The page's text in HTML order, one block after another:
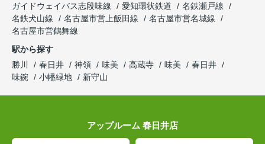
ガイドウェイバス志段味線
愛知環状鉄道
名鉄瀬戸線
名鉄犬山線
名古屋市営上飯田線
名古屋市営名城線
名古屋市営鶴舞線
駅から探す
勝川
春日井 神領 味美 高蔵寺 味美
春日井
味鋺
小幡緑地 新守山
アップルーム 春日井店